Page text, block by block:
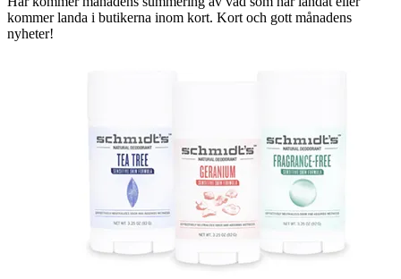
kommer landa i butikerna inom kort. Kort och gott månadens
nyheter!